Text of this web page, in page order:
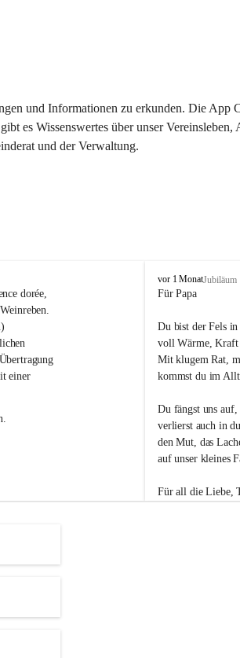
und Informationen zu erkunden. Die App
es Wissenswertes über unser Vereinsleben,
und der Verwaltung.
dorée,
einer
O
s
i
vor 1 MonatJubiläum
Für Papa
Du bist der Fels
voll Wärme,
Mit klugem Rat,
kommst du im
Du fängst uns
verlierst auch in
den Mut, das
auf unser kleines
Für all die Liebe,